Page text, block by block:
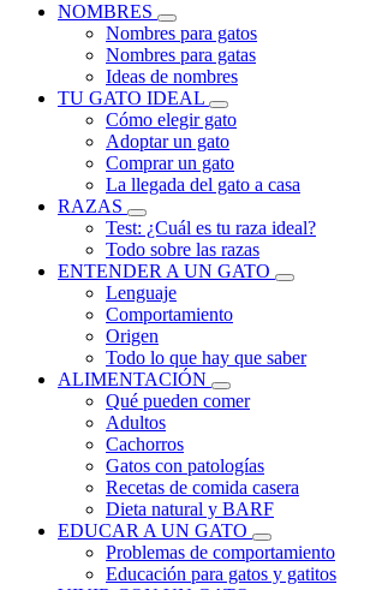
NOMBRES
Nombres para gatos
Nombres para gatas
Ideas de nombres
TU GATO IDEAL
Cómo elegir gato
Adoptar un gato
Comprar un gato
La llegada del gato a casa
RAZAS
Test: ¿Cuál es tu raza ideal?
Todo sobre las razas
ENTENDER A UN GATO
Lenguaje
Comportamiento
Origen
Todo lo que hay que saber
ALIMENTACIÓN
Qué pueden comer
Adultos
Cachorros
Gatos con patologías
Recetas de comida casera
Dieta natural y BARF
EDUCAR A UN GATO
Problemas de comportamiento
Educación para gatos y gatitos